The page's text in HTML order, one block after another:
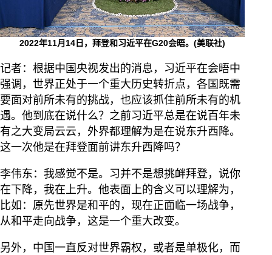
2022年11月14日，拜登和习近平在G20会晤。(美联社)
记者：根据中国央视发出的消息，习近平在会晤中
强调，世界正处于一个重大历史转折点，各国既需
要面对前所未有的挑战，也应该抓住前所未有的机
遇。他到底在说什么？之前习近平总是在说百年未
有之大变局云云，外界都理解为是在说东升西降。
这一次他是在拜登面前讲东升西降吗？
李伟东：我感觉不是。习并不是想挑衅拜登，说你
在下降，我在上升。他表面上的含义可以理解为，
比如：原先世界是和平的，现在正面临一场战争，
从和平走向战争，这是一个重大改变。
另外，中国一直反对世界霸权，或者是单极化，而